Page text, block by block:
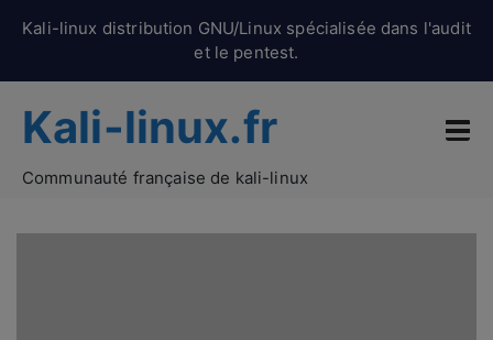
Kali-linux distribution GNU/Linux spécialisée dans l'audit
et le pentest.
Kali-linux.fr
Communauté française de kali-linux